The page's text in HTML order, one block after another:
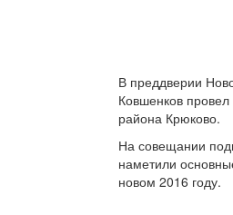
В преддверии
Ковшенков
района Крюково.
На совещании
наметили
новом 2016 году.